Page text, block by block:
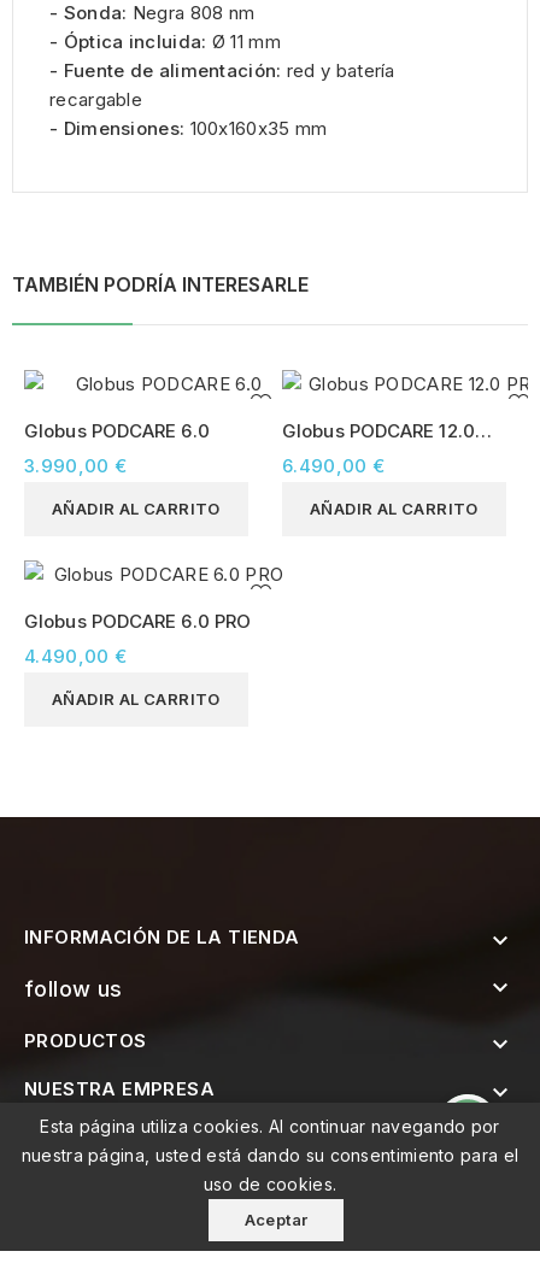
- Sonda: Negra 808 nm
- Óptica incluida: Ø 11 mm
- Fuente de alimentación: red y batería
recargable
- Dimensiones: 100x160x35 mm
TAMBIÉN PODRÍA INTERESARLE
Globus PODCARE 6.0
3.990,00 €
AÑADIR AL CARRITO
Globus PODCARE 12.0
PRO
6.490,00 €
AÑADIR AL CARRITO
Globus PODCARE 6.0 PRO
4.490,00 €
AÑADIR AL CARRITO
INFORMACIÓN DE LA TIENDA 
follow us 
Esta página utiliza cookies. Al continuar navegando por
nuestra página, usted está dando su consentimiento para el
uso de cookies.
Aceptar
PRODUCTOS 
NUESTRA EMPRESA 
SUSCRÍBETE AL BOLETÍN 